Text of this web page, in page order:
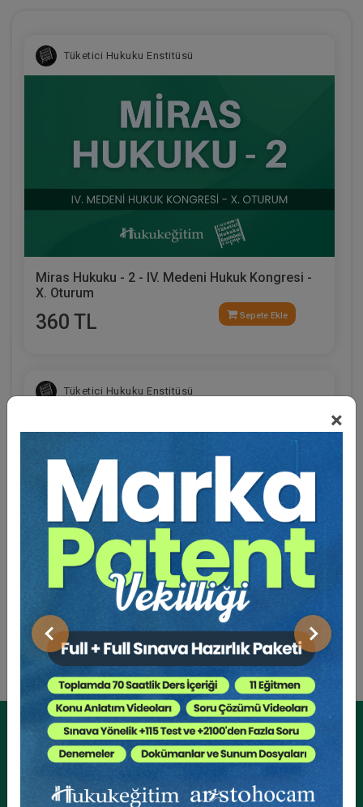
×
Önceki Sonraki
Tüketici Hukuku Enstitüsü
Miras Hukuku - 2 - IV. Medeni Hukuk Kongresi -
X. Oturum
360 TL Sepete Ekle
Tüketici Hukuku Enstitüsü
Fütürist Hukuk - IV. Medeni Hukuk Kongresi - XI.
Oturum
360 TL Sepete Ekle
Tüketici Hukuku Enstitüsü
Eğitmen Hakkında
Sosyal Medya
Kurumsal Üyelikler İçin
Kurumsal Teklif Alın